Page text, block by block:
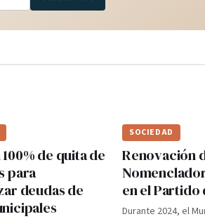
de quita de
para
deudas de
SOCIEDAD
Renovación
en el Partido
Durante 2024, el